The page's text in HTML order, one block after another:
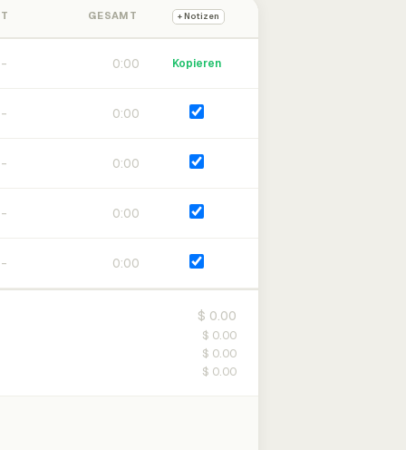
GESAMT + Notizen
0:00 Kopieren
0:00
0:00
0:00
0:00
$ 0.00
$ 0.00
$ 0.00
$ 0.00